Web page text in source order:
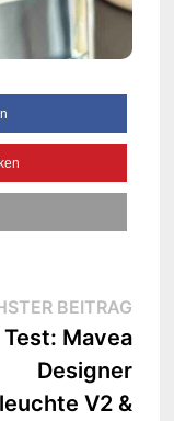
BEITRAG
Test: Mavea
Designer
V2 &